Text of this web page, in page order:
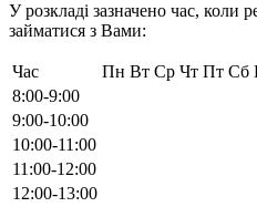
У розкладі зазначено час, коли
займатися з Вами:
Час Пн Вт Ср Чт Пт Сб
8:00-9:00
9:00-10:00
10:00-11:00
11:00-12:00
12:00-13:00